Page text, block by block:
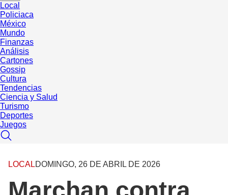
Local
Policiaca
México
Mundo
Finanzas
Análisis
Cartones
Gossip
Cultura
Tendencias
Ciencia y Salud
Turismo
Deportes
Juegos
LOCALDOMINGO, 26 DE ABRIL DE 2026